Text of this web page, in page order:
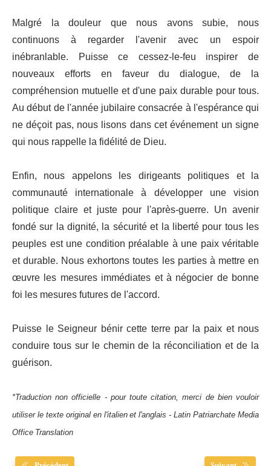
Malgré la douleur que nous avons subie, nous
continuons à regarder l'avenir avec un espoir
inébranlable. Puisse ce cessez-le-feu inspirer de
nouveaux efforts en faveur du dialogue, de la
compréhension mutuelle et d'une paix durable pour tous.
Au début de l'année jubilaire consacrée à l'espérance qui
ne déçoit pas, nous lisons dans cet événement un signe
qui nous rappelle la fidélité de Dieu.
Enfin, nous appelons les dirigeants politiques et la
communauté internationale à développer une vision
politique claire et juste pour l'après-guerre. Un avenir
fondé sur la dignité, la sécurité et la liberté pour tous les
peuples est une condition préalable à une paix véritable
et durable. Nous exhortons toutes les parties à mettre en
œuvre les mesures immédiates et à négocier de bonne
foi les mesures futures de l'accord.
Puisse le Seigneur bénir cette terre par la paix et nous
conduire tous sur le chemin de la réconciliation et de la
guérison.
*Traduction non officielle - pour toute citation, merci de bien vouloir
utiliser le texte original en l'italien et l'anglais - Latin Patriarchate Media
Office Translation